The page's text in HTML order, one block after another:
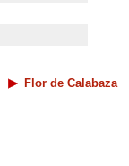
Flor de Calabaza